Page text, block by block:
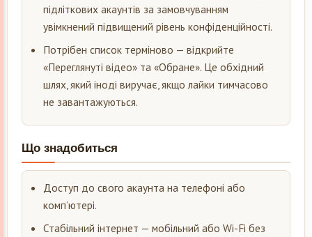
підліткових акаунтів за замовчуванням
увімкнений підвищений рівень конфіденційності.
Потрібен список терміново — відкрийте
«Переглянуті відео» та «Обране». Це обхідний
шлях, який іноді виручає, якщо лайки тимчасово
не завантажуються.
Що знадобиться
Доступ до свого акаунта на телефоні або
комп’ютері.
Стабільний інтернет — мобільний або Wi-Fi без